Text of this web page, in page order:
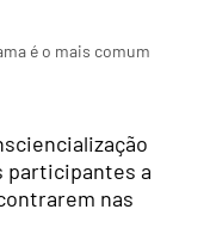
é o mais comum
participantes a
nas